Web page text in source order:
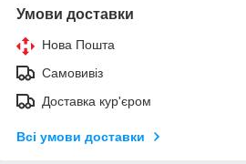
Умови доставки
Нова Пошта
Самовивіз
Доставка кур'єром
Всі умови доставки